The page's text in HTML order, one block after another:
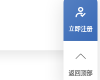
立即注册
返回顶部